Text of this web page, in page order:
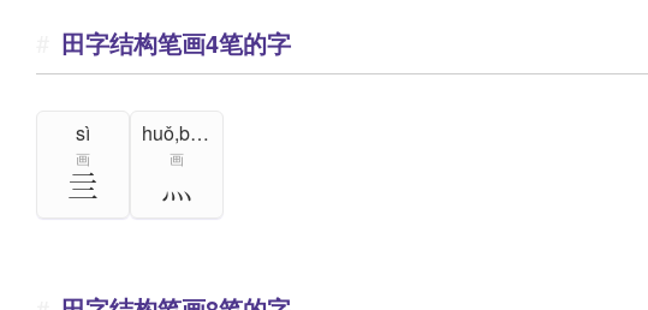
田字结构笔画4笔的字
sì
画
亖
huǒ,biāo
画
灬